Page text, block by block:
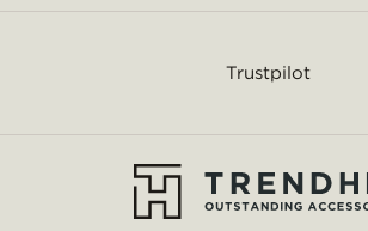
Trustpilot